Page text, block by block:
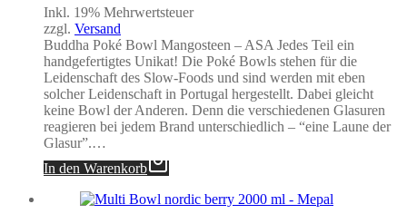
Inkl. 19% Mehrwertsteuer
zzgl. Versand
Buddha Poké Bowl Mangosteen – ASA Jedes Teil ein
handgefertigtes Unikat! Die Poké Bowls stehen für die
Leidenschaft des Slow-Foods und sind werden mit eben
solcher Leidenschaft in Portugal hergestellt. Dabei gleicht
keine Bowl der Anderen. Denn die verschiedenen Glasuren
reagieren bei jedem Brand unterschiedlich – “eine Laune der
Glasur”.…
In den Warenkorb